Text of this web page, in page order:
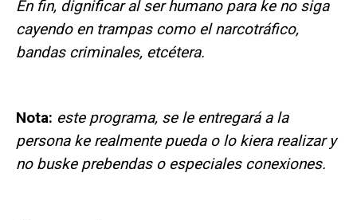
En fin, dignificar al ser humano para ke no siga
cayendo en trampas como el narcotráfico,
bandas criminales, etcétera.
Nota: este programa, se le entregará a la
persona ke realmente pueda o lo kiera realizar y
no buske prebendas o especiales conexiones.